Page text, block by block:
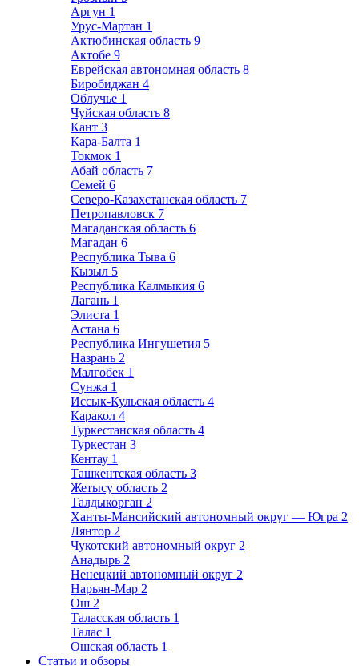
Аргун 1
Урус-Мартан 1
Актюбинская область 9
Актобе 9
Еврейская автономная область 8
Биробиджан 4
Облучье 1
Чуйская область 8
Кант 3
Кара-Балта 1
Токмок 1
Абай область 7
Семей 6
Северо-Казахстанская область 7
Петропавловск 7
Магаданская область 6
Магадан 6
Республика Тыва 6
Кызыл 5
Республика Калмыкия 6
Лагань 1
Элиста 1
Астана 6
Республика Ингушетия 5
Назрань 2
Малгобек 1
Сунжа 1
Иссык-Кульская область 4
Каракол 4
Туркестанская область 4
Туркестан 3
Кентау 1
Ташкентская область 3
Жетысу область 2
Талдыкорган 2
Ханты-Мансийский автономный округ — Югра 2
Лянтор 2
Чукотский автономный округ 2
Анадырь 2
Ненецкий автономный округ 2
Нарьян-Мар 2
Ош 2
Таласская область 1
Талас 1
Ошская область 1
Статьи и обзоры